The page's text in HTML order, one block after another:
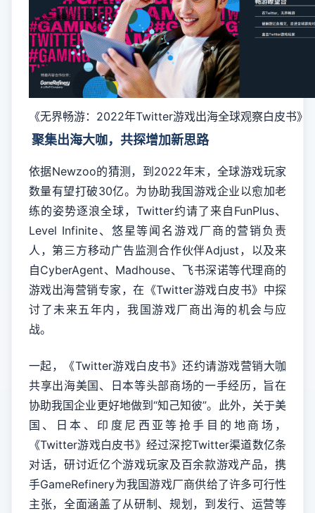
《无界畅游：2022年Twitter游戏出海全球观察白皮书》
聚集出海大咖，共探增加新思路
依据Newzoo的猜测，到2022年末，全球游戏玩家
数量有望打破30亿。为协助我国游戏企业以愈加老
练的姿势逐浪全球，Twitter约请了来自FunPlus、
Level Infinite、悠星等闻名游戏厂商的营销负责
人，第三方移动广告监测合作伙伴Adjust，以及来
自CyberAgent、Madhouse、飞书深诺等代理商的
游戏出海营销专家，在《Twitter游戏白皮书》中探
讨了未来五年内，我国游戏厂商出海的机会与应
战。
一起，《Twitter游戏白皮书》还约请游戏营销大咖
共享出海美国、日本等头部商场的一手经历，旨在
协助我国企业更好地做到“知己知彼”。此外，关于美
国、日本、印度尼西亚等抢手目的地商场，
《Twitter游戏白皮书》经过深挖Twitter渠道数亿条
对话，研讨近亿个游戏玩家及百余款游戏产品，携
手GameRefinery为我国游戏厂商供给了许多可行性
主张，全面涵盖了从研制、规划，到发行、运营等